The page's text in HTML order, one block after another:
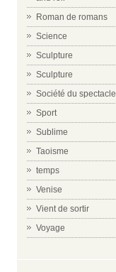
Roman de romans
Science
Sculpture
Sculpture
Société du spectacle
Sport
Sublime
Taoisme
temps
Venise
Vient de sortir
Voyage